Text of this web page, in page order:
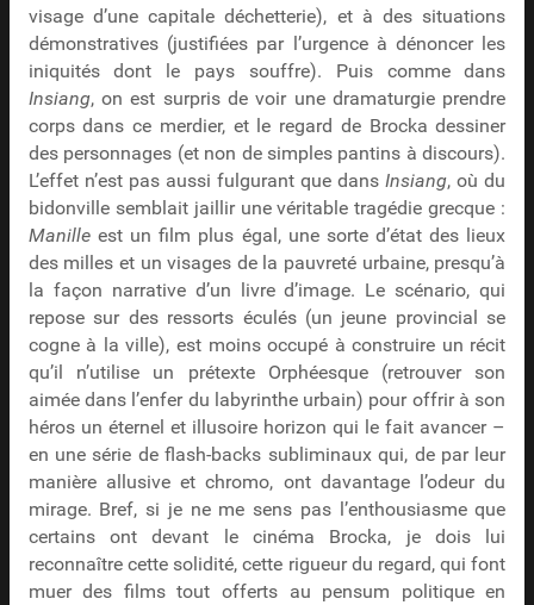
visage d’une capitale déchetterie), et à des situations
démonstratives (justifiées par l’urgence à dénoncer les
iniquités dont le pays souffre). Puis comme dans
Insiang, on est surpris de voir une dramaturgie prendre
corps dans ce merdier, et le regard de Brocka dessiner
des personnages (et non de simples pantins à discours).
L’effet n’est pas aussi fulgurant que dansInsiang, où du
bidonville semblait jaillir une véritable tragédie grecque :
Manilleest un film plus égal, une sorte d’état des lieux
des milles et un visages de la pauvreté urbaine, presqu’à
la façon narrative d’un livre d’image. Le scénario, qui
repose sur des ressorts éculés (un jeune provincial se
cogne à la ville), est moins occupé à construire un récit
qu’il n’utilise un prétexte Orphéesque (retrouver son
aimée dans l’enfer du labyrinthe urbain) pour offrir à son
héros un éternel et illusoire horizon qui le fait avancer –
en une série de flash-backs subliminaux qui, de par leur
manière allusive et chromo, ont davantage l’odeur du
mirage. Bref, si je ne me sens pas l’enthousiasme que
certains ont devant le cinéma Brocka, je dois lui
reconnaître cette solidité, cette rigueur du regard, qui font
muer des films tout offerts au pensum politique en